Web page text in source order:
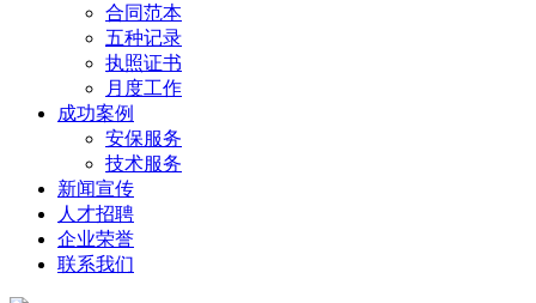
合同范本
五种记录
执照证书
月度工作
成功案例
安保服务
技术服务
新闻宣传
人才招聘
企业荣誉
联系我们